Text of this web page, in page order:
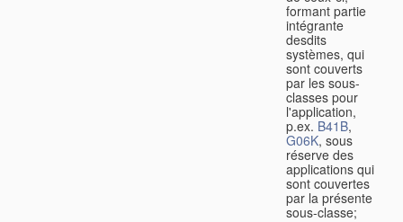
formant partie
intégrante
desdits
systèmes, qui
sont couverts
par les sous-
classes pour
l'application,
p.ex. B41B,
G06K, sous
réserve des
applications qui
sont couvertes
par la présente
sous-classe;